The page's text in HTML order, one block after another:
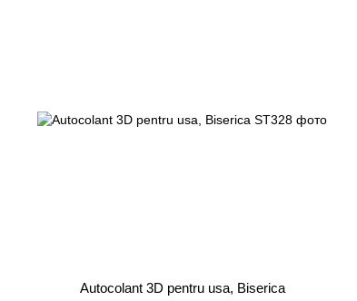
Autocolant 3D pentru usa, Biserica